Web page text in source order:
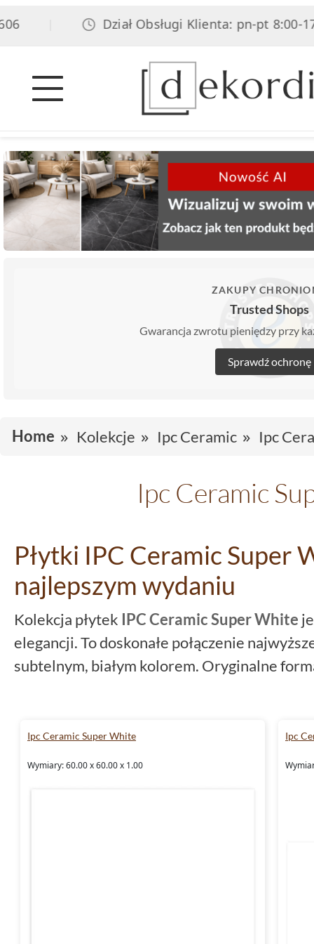
Dział Obsługi Klienta: pn-pt 8:00-
ZAKUPY
Trusted Shops
Gwarancja zwrotu pieniędzy przy
Sprawdź ochronę
Home Kolekcje Ipc Ceramic Ipc
Ipc Ceramic
Płytki IPC Ceramic Super
najlepszym wydaniu
Kolekcja płytek IPC Ceramic Super White
elegancji. To doskonałe połączenie
subtelnym, białym kolorem. Oryginalne
Płytki do łazienki
Ipc Ceramic Super White
Wymiary: 60.00 x 60.00 x 1.00
Ipc